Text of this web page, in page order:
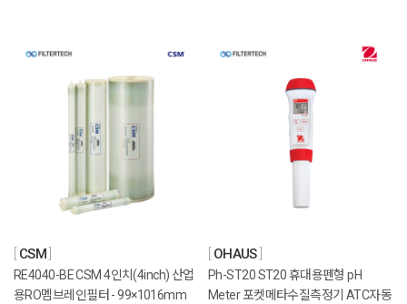
CSM
RE4040-BE CSM 4인치(4inch) 산업
용RO멤브레인필터 - 99×1016mm
OHAUS
Ph-ST20 ST20 휴대용펜형 pH
Meter 포켓메타수질측정기 ATC자동